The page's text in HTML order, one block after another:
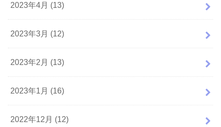
2023年4月 (13)
2023年3月 (12)
2023年2月 (13)
2023年1月 (16)
2022年12月 (12)